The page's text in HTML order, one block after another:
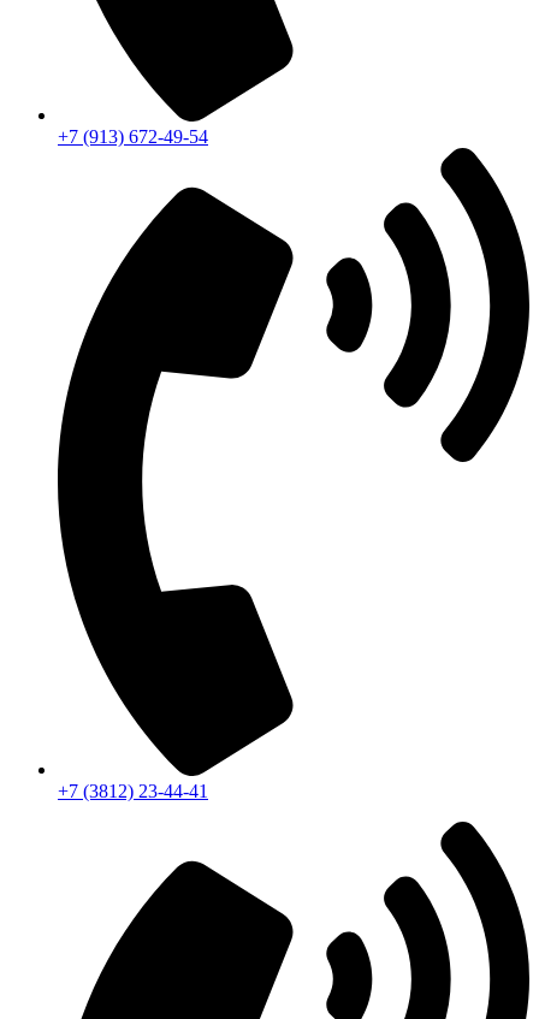
+7 (913) 672-49-54
+7 (3812) 23-44-41